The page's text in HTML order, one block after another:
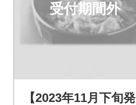
受付期間外
【2023年11月下旬発